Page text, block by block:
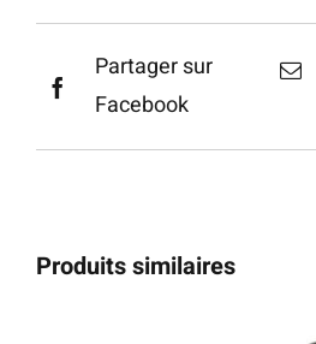
Partager sur
Facebook
Produits similaires